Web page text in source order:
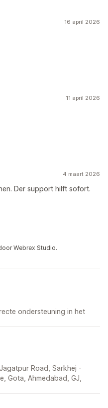
16 april 2026
11 april 2026
4 maart 2026
Der support hilft sofort.
Webrex Studio.
ondersteuning in het
Road, Sarkhej -
Gota, Ahmedabad, GJ,